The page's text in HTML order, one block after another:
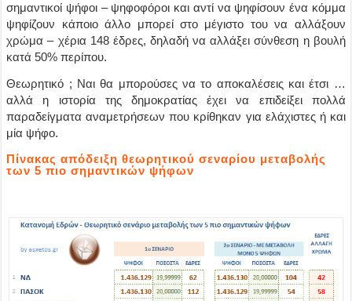
σημαντικοί ψήφοι – ψηφοφόροι και αντί να ψηφίσουν ένα κόμμα
ψηφίζουν κάποιο άλλο μπορεί στο μέγιστο του να αλλάξουν
χρώμα – χέρια 148 έδρες, δηλαδή να αλλάξει σύνθεση η βουλή
κατά 50% περίπου.
Θεωρητικό ; Ναι θα μπορούσες να το αποκαλέσεις και έτσι …
αλλά η ιστορία της δημοκρατίας έχει να επιδείξει πολλά
παραδείγματα αναμετρήσεων που κρίθηκαν για ελάχιστες ή και
μία ψήφο.
Πίνακας απόδειξη θεωρητικού σεναρίου μεταβολής
των 5 πιο σημαντικών ψήφων